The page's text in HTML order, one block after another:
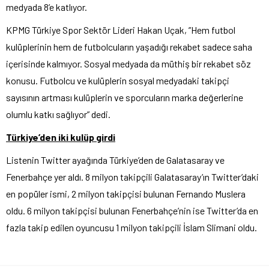
medyada 8’e katlıyor.
KPMG Türkiye Spor Sektör Lideri Hakan Uçak, ”Hem futbol
kulüplerinin hem de futbolcuların yaşadığı rekabet sadece saha
içerisinde kalmıyor. Sosyal medyada da müthiş bir rekabet söz
konusu. Futbolcu ve kulüplerin sosyal medyadaki takipçi
sayısının artması kulüplerin ve sporcuların marka değerlerine
olumlu katkı sağlıyor” dedi.
Türkiye’den iki kulüp girdi
Listenin Twitter ayağında Türkiye’den de Galatasaray ve
Fenerbahçe yer aldı. 8 milyon takipçili Galatasaray’ın Twitter’daki
en popüler ismi, 2 milyon takipçisi bulunan Fernando Muslera
oldu. 6 milyon takipçisi bulunan Fenerbahçe’nin ise Twitter’da en
fazla takip edilen oyuncusu 1 milyon takipçili İslam Slimani oldu.